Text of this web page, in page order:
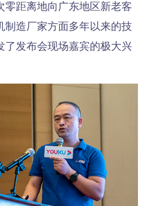
零距离地向广东地区新老客
制造厂家方面多年以来的技
了发布会现场嘉宾的极大兴